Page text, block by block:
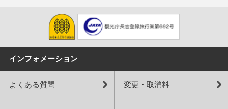
インフォメーション
よくある質問 変更・取消料